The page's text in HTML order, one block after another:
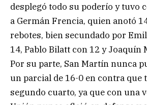
desplegó todo su poderío y tuvo
a Germán Frencia, quien anotó
rebotes, bien secundado por
14, Pablo Bilatt con 12 y Joaquín
Por su parte, San Martín nunca
un parcial de 16-0 en contra que
segundo cuarto, ya que con una